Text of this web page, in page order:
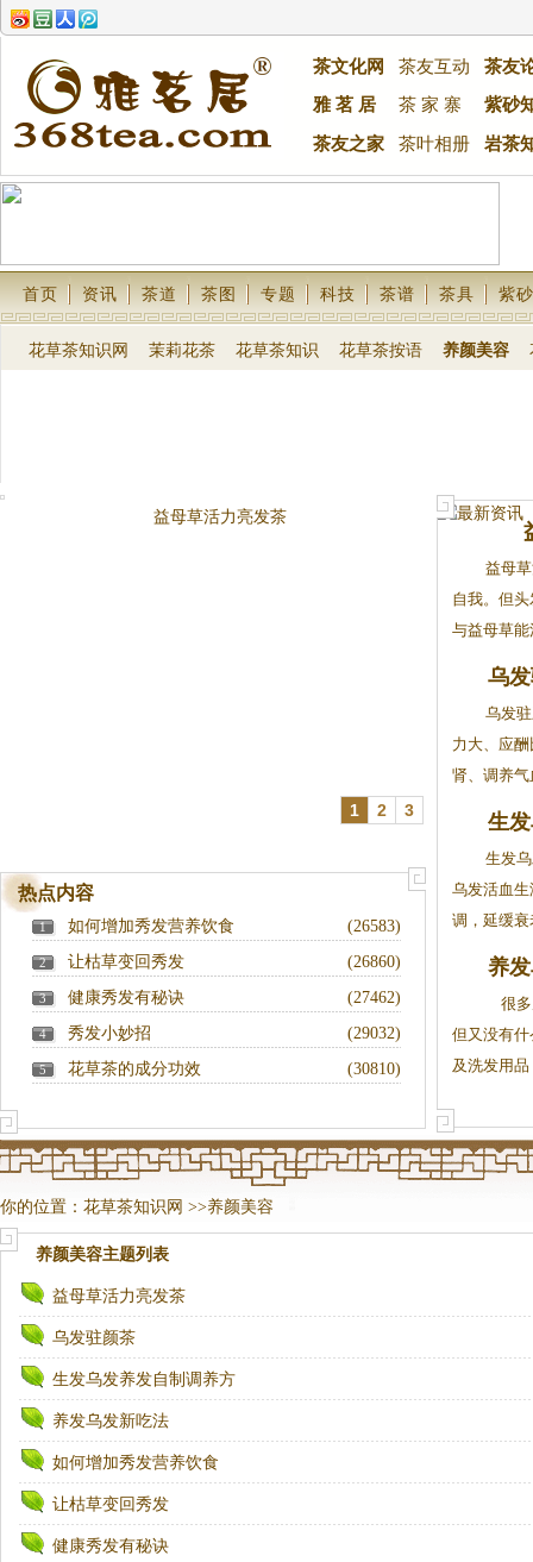
茶文化网 茶友互动
茶友
雅 茗 居
茶 家 寨 紫砂
茶友之家 茶叶相册 岩茶
首页 资讯 茶道 茶图 专题 科技 茶谱 茶具 紫砂
花草茶知识网 茉莉花茶 花草茶知识 花草茶按语 养颜美容
益母草活力亮发茶
1 2 3
热点内容
1 (26583)
如何增加秀发营养饮食
2 (26860)
让枯草变回秀发
3 (27462)
健康秀发有秘诀
4 (29032)
秀发小妙招
5 (30810)
花草茶的成分功效
益母
自我。但
与益母草能
乌
乌发
力大、应
肾、调养
生
生发
乌发活血
调，延缓
养
很多
但又没有
及洗发用
你的位置： 花草茶知识网 >>养颜美容
养颜美容主题列表
益母草活力亮发茶
乌发驻颜茶
生发乌发养发自制调养方
养发乌发新吃法
如何增加秀发营养饮食
让枯草变回秀发
健康秀发有秘诀